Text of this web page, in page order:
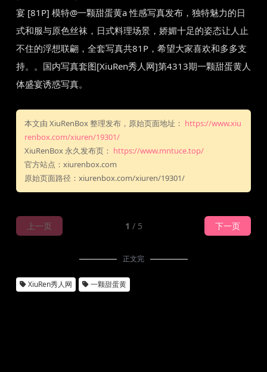
宴 [81P] 模特@一颗甜蛋黄a 性感写真发布，独特魅力的日
式和服与原色丝袜，日式料理场景，娇媚十足的姿态让人止
不住的浮想联翩，全套写真共81P，希望大家喜欢和多多支
持。。国内写真套图[XiuRen秀人网]第4313期一颗甜蛋黄人
体盛宴诱惑写真。
本文由 XiuRenBox 整理发布，原始页面地址： https://www.xiu
renbox.com/xiuren/19301/
XiuRenBox 永久发布页： https://www.mntuce.top/
官方站点：xiurenbox.com
原始页面路径：xiurenbox.com/xiuren/19301/
上一页 1 / 5 下一页
正文完
XiuRen秀人网 一颗甜蛋黄